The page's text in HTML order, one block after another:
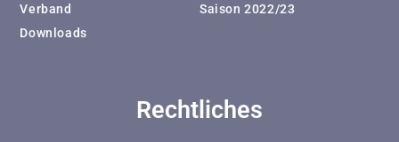
Verband
Downloads
Saison 2022/23
Rechtliches